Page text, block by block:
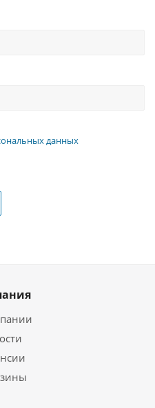
данных